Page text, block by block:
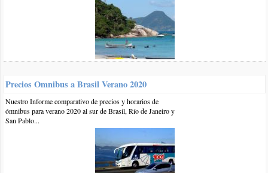
dptos). Desde ya gracias !
1 14-sep-2018::por:BrasilPlayas
Compilamos algunos alojamientos en esta lista:
albergues/Farol...
0 6-sep-2018::por:claudio duarte
Precios Omnibus a Brasil Verano 2020
Nuestro Informe comparativo de precios y horarios de
ómnibus para verano 2020 al sur de Brasil, Río de Janeiro y
San Pablo...